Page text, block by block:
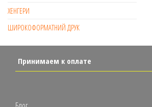
ХЕНГЕРИ
ШИРОКОФОРМАТНИЙ ДРУК
Принимаем к оплате